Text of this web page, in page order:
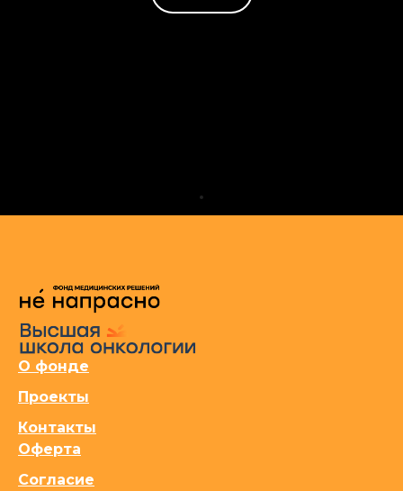
О фонде
Проекты
Контакты
Оферта
Согласие